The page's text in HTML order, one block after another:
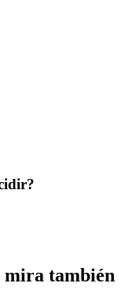
mira también